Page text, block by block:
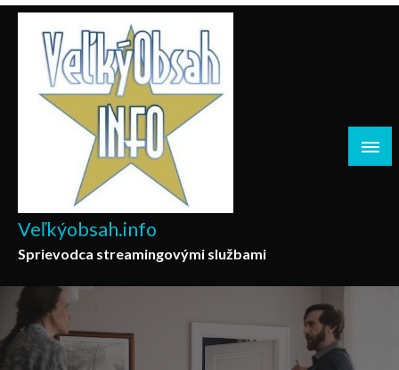
Skip
content
Veľkýobsah.info
Sprievodca streamingovými službami